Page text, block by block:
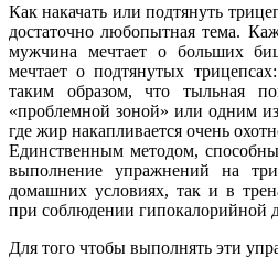
Как накачать или подтянуть
достаточно любопытная тема.
мужчина мечтает о больших
мечтает о подтянутых
таким образом, что тыльная
«проблемной зоной» или одним
где жир накапливается очень
Единственным методом,
выполнение упражнений на
домашних условиях, так и в
при соблюдении гипокалорийной
Для того чтобы выполнять эти